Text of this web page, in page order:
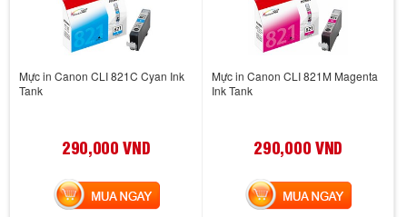
Mực in Canon CLI 821C Cyan Ink
Tank
290,000 VND
MUA NGAY
Mực in Canon CLI 821M Magenta
Ink Tank
290,000 VND
MUA NGAY